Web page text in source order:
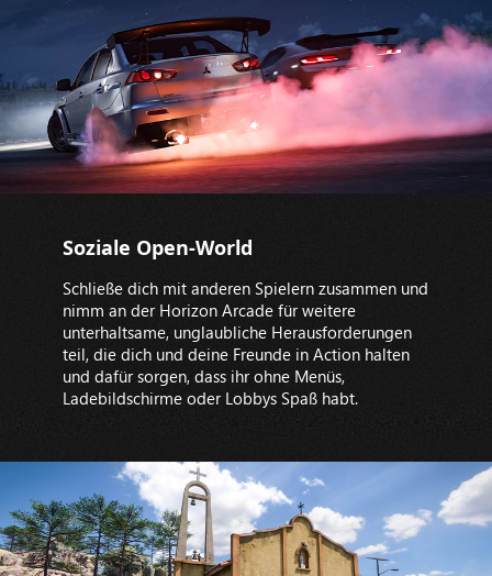
Soziale Open-World
Schließe dich mit anderen Spielern zusammen und
nimm an der Horizon Arcade für weitere
unterhaltsame, unglaubliche Herausforderungen
teil, die dich und deine Freunde in Action halten
und dafür sorgen, dass ihr ohne Menüs,
Ladebildschirme oder Lobbys Spaß habt.